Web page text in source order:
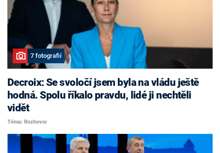
7 fotografií
Decroix: Se svoločí jsem byla na vládu ještě
hodná. Spolu říkalo pravdu, lidé ji nechtěli
vidět
Téma: Rozhovor